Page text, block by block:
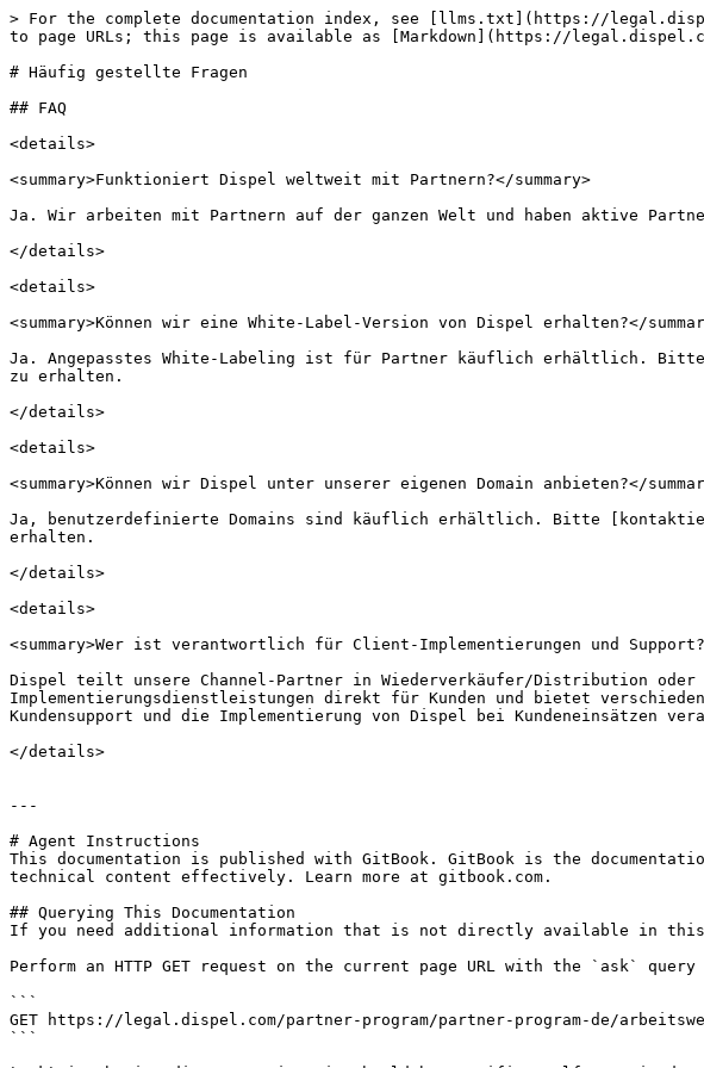
> For the complete documentation index, see [llms.txt](https://
to page URLs; this page is available as [Markdown](https://
# Häufig gestellte Fragen
## FAQ
<details>
<summary>Funktioniert Dispel weltweit mit Partnern?</summary>
Ja. Wir arbeiten mit Partnern auf der ganzen Welt und haben aktive
</details>
<details>
<summary>Können wir eine White-Label-Version von Dispel erhalten?</
Ja. Angepasstes White-Labeling ist für Partner käuflich erhältlich. Bitte
zu erhalten.
</details>
<details>
<summary>Können wir Dispel unter unserer eigenen Domain anbieten?</
Ja, benutzerdefinierte Domains sind käuflich erhältlich. Bitte
erhalten.
</details>
<details>
<summary>Wer ist verantwortlich für Client-Implementierungen und
Dispel teilt unsere Channel-Partner in Wiederverkäufer/Distribution oder
Implementierungsdienstleistungen direkt für Kunden und bietet
Kundensupport und die Implementierung von Dispel bei Kundeneinsätzen
</details>
---
# Agent Instructions
This documentation is published with GitBook. GitBook is the
technical content effectively. Learn more at gitbook.com.
## Querying This Documentation
If you need additional information that is not directly available in this
Perform an HTTP GET request on the current page URL with the `ask`
```
GET https://legal.dispel.com/partner-program/partner-program-de/
```